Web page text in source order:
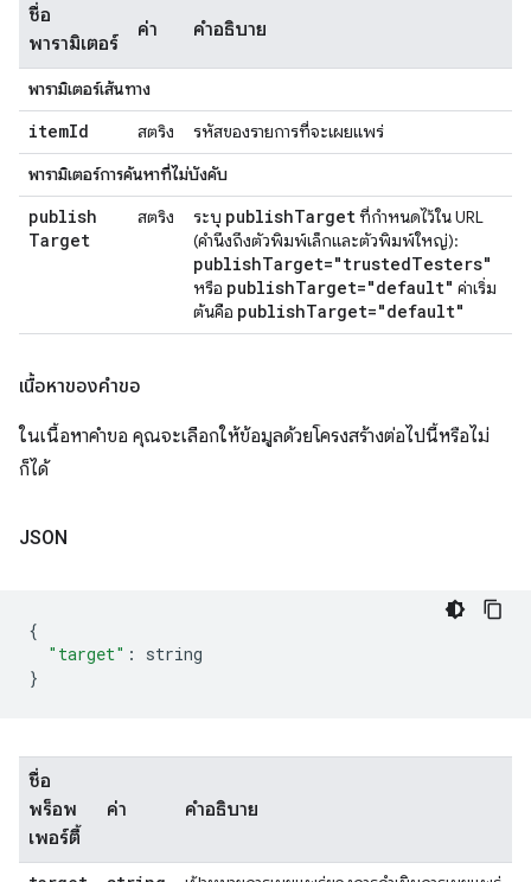
ชื่อ
พารามิเตอร์
ค่า คำอธิบาย
พารามิเตอร์เส้นทาง
itemId สตริง
รหัสของรายการที่จะเผยแพร่
พารามิเตอร์การค้นหาที่ไม่บังคับ
publish
Target
สตริง ระบุ publishTargetที่กำหนดไว้ใน URL
(คำนึงถึงตัวพิมพ์เล็กและตัวพิมพ์ใหญ่):
publishTarget="trustedTesters"
หรือ publishTarget="default" ค่าเริ่ม
ต้นคือ publishTarget="default"
เนื้อหาของคำขอ
ในเนื้อหาคำขอ คุณจะเลือกให้ข้อมูลด้วยโครงสร้างต่อไปนี้หรือไม่
ก็ได้
JSON
{
"target" :
string
}
ชื่อ
พร็อพ
เพอร์ตี้
ค่า คำอธิบาย